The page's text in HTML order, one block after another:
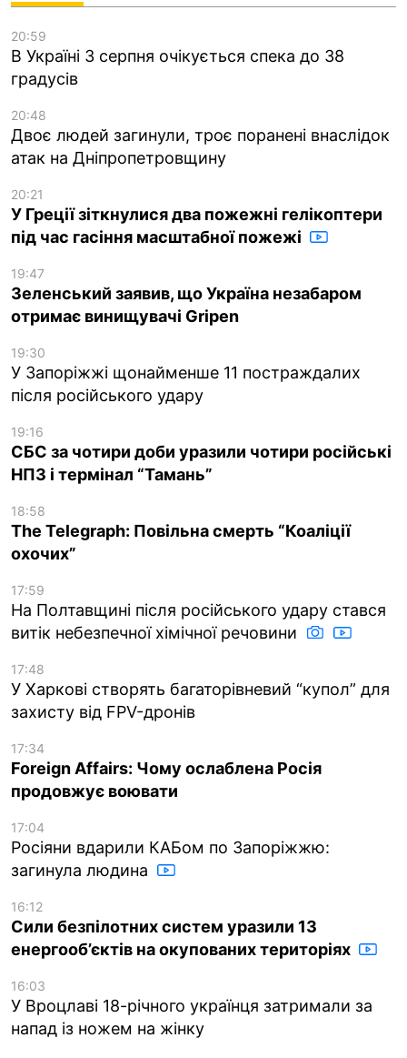
20:59
В Україні 3 серпня очікується спека до 38
градусів
20:48
Двоє людей загинули, троє поранені внаслідок
атак на Дніпропетровщину
20:21
У Греції зіткнулися два пожежні гелікоптери
під час гасіння масштабної пожежі
19:47
Зеленський заявив, що Україна незабаром
отримає винищувачі Gripen
19:30
У Запоріжжі щонайменше 11 постраждалих
після російського удару
19:16
СБС за чотири доби уразили чотири російські
НПЗ і термінал “Тамань”
18:58
The Telegraph: Повільна смерть “Коаліції
охочих”
17:59
На Полтавщині після російського удару стався
витік небезпечної хімічної речовини
17:48
У Харкові створять багаторівневий “купол” для
захисту від FPV-дронів
17:34
Foreign Affairs: Чому ослаблена Росія
продовжує воювати
17:04
Росіяни вдарили КАБом по Запоріжжю:
загинула людина
16:12
Сили безпілотних систем уразили 13
енергооб’єктів на окупованих територіях
16:03
У Вроцлаві 18-річного українця затримали за
напад із ножем на жінку